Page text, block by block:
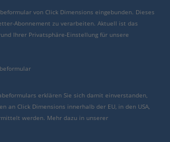
von Click Dimensions eingebunden. Dieses
Abonnement zu verarbeiten. Aktuell ist das
Ihrer Privatsphäre-Einstellung für unsere
erklären Sie sich damit einverstanden,
an Click Dimensions innerhalb der EU, in den USA,
werden. Mehr dazu in unserer